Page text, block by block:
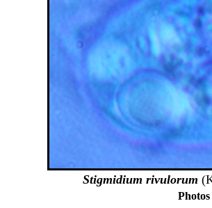
Stigmidium rivulorum